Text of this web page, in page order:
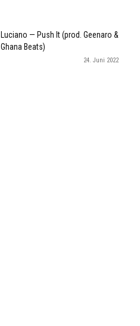
Luciano — Push It (prod. Geenaro &
Ghana Beats)
24. Juni 2022